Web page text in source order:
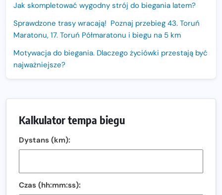
Jak skompletować wygodny strój do biegania latem?
Sprawdzone trasy wracają! Poznaj przebieg 43. Toruń
Maratonu, 17. Toruń Półmaratonu i biegu na 5 km
Motywacja do biegania. Dlaczego życiówki przestają być
najważniejsze?
Sprawdzony przebieg i profil stworzony do szybkiego
biegania
Amazfit Balance 3: Kompleksowe narzędzie dla biegacza
i zawodnika Hyrox?
Kalkulator tempa biegu
Dystans (km):
Czas (hh:mm:ss):